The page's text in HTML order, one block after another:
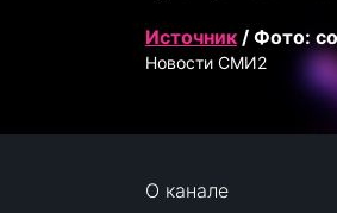
Источник / Фото:
Новости СМИ2
О канале